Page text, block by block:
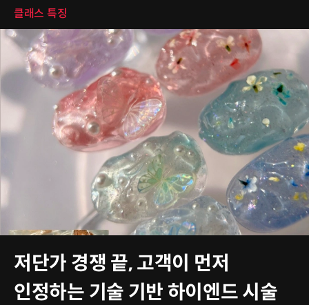
클래스 특징
저단가 경쟁 끝, 고객이 먼저
인정하는 기술 기반 하이엔드 시술